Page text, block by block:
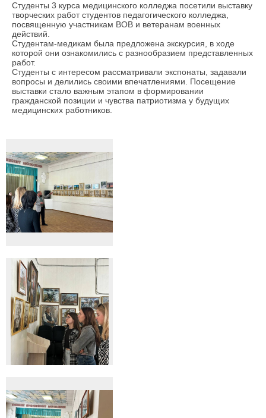
Студенты 3 курса медицинского колледжа посетили выставку
творческих работ студентов педагогического колледжа,
посвященную участникам ВОВ и ветеранам военных
действий.
Студентам-медикам была предложена экскурсия, в ходе
которой они ознакомились с разнообразием представленных
работ.
Студенты с интересом рассматривали экспонаты, задавали
вопросы и делились своими впечатлениями. Посещение
выставки стало важным этапом в формировании
гражданской позиции и чувства патриотизма у будущих
медицинских работников.